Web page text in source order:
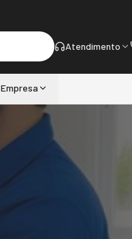
Atendimento
Empresa